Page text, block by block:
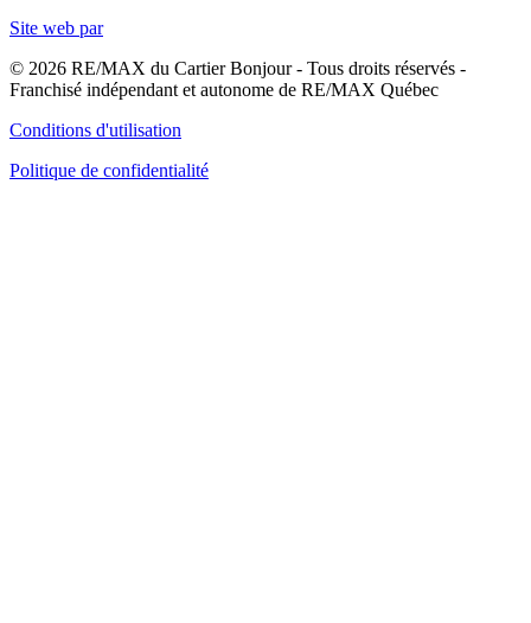
Site web par
© 2026 RE/MAX du Cartier Bonjour - Tous droits réservés -
Franchisé indépendant et autonome de RE/MAX Québec
Conditions d'utilisation
Politique de confidentialité